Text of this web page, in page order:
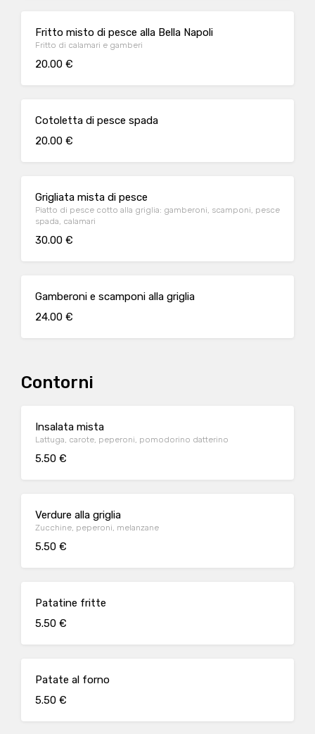
Fritto misto di pesce alla Bella Napoli
Fritto di calamari e gamberi
20.00 €
Cotoletta di pesce spada
20.00 €
Grigliata mista di pesce
Piatto di pesce cotto alla griglia: gamberoni, scamponi, pesce
spada, calamari
30.00 €
Gamberoni e scamponi alla griglia
24.00 €
Contorni
Insalata mista
Lattuga, carote, peperoni, pomodorino datterino
5.50 €
Verdure alla griglia
Zucchine, peperoni, melanzane
5.50 €
Patatine fritte
5.50 €
Patate al forno
5.50 €